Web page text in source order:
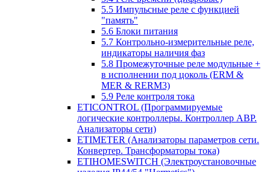
5.5 Импульсные реле с функцией
"память"
5.6 Блоки питания
5.7 Контрольно-измерительные реле,
индикаторы наличия фаз
5.8 Промежуточные реле модульные +
в исполнении под цоколь (ERM &
MER & RERM3)
5.9 Реле контроля тока
ETICONTROL (Программируемые
логические контроллеры. Контроллер АВР.
Анализаторы сети)
ETIMETER (Анализаторы параметров сети.
Конвертер. Трансформаторы тока)
ETIHOMESWITCH (Электроустановочные